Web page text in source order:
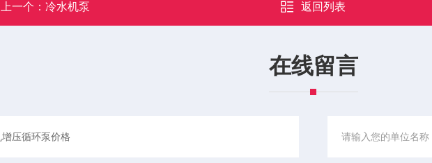
上一个： 冷水机泵 返回列表
在线留言